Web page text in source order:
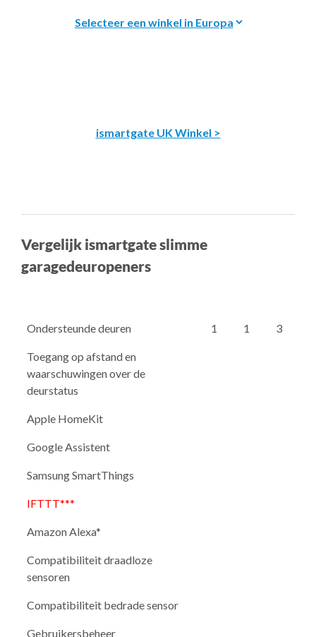
ismartgate UK Winkel >
Vergelijk ismartgate slimme
garagedeuropeners
Ondersteunde deuren 1 1 3
Toegang op afstand en
waarschuwingen over de
deurstatus
Apple HomeKit
Google Assistent
Samsung SmartThings
IFTTT***
Amazon Alexa*
Compatibiliteit draadloze
sensoren
Compatibiliteit bedrade sensor
Gebruikersbeheer